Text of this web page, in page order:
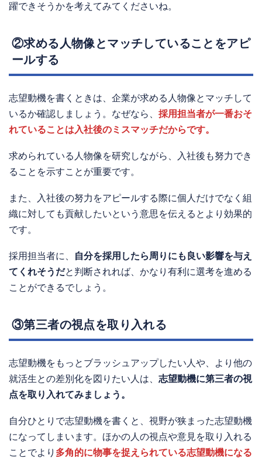
躍できそうかを考えてみてくださいね。
②求める人物像とマッチしていることをアピ
ールする
志望動機を書くときは、企業が求める人物像とマッチして
いるか確認しましょう。なぜなら、 採用担当者が一番おそ
れていることは入社後のミスマッチだからです。
求められている人物像を研究しながら、入社後も努力でき
ることを示すことが重要です。
また、入社後の努力をアピールする際に個人だけでなく組
織に対しても貢献したいという意思を伝えるとより効果的
です。
採用担当者に、
自分を採用したら周りにも良い影響を与え
てくれそうだと判断されれば、かなり有利に選考を進める
ことができるでしょう。
③第三者の視点を取り入れる
志望動機をもっとブラッシュアップしたい人や、より他の
就活生との差別化を図りたい人は、 志望動機に第三者の視
点を取り入れてみましょう。
自分ひとりで志望動機を書くと、視野が狭まった志望動機
になってしまいます。ほかの人の視点や意見を取り入れる
ことでより 多角的に物事を捉えられている志望動機になる